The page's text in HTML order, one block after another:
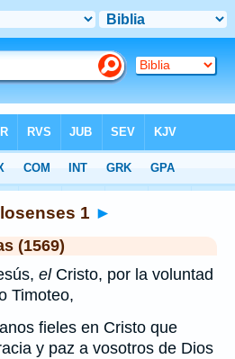
1 ►
(1569)
elCristo, por la voluntad
Timoteo,
fieles en Cristo que
y paz a vosotros de Dios